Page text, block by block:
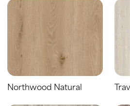
Northwood Natural